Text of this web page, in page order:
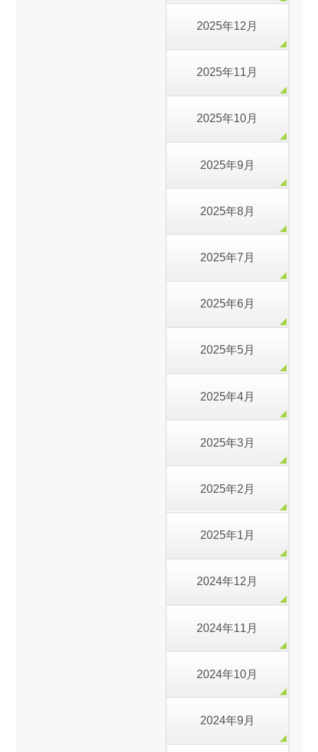
2025年12月
2025年11月
2025年10月
2025年9月
2025年8月
2025年7月
2025年6月
2025年5月
2025年4月
2025年3月
2025年2月
2025年1月
2024年12月
2024年11月
2024年10月
2024年9月